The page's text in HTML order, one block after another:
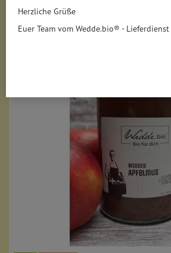
Herzliche Grüße
Euer Team vom Wedde.bio® - Lieferdienst